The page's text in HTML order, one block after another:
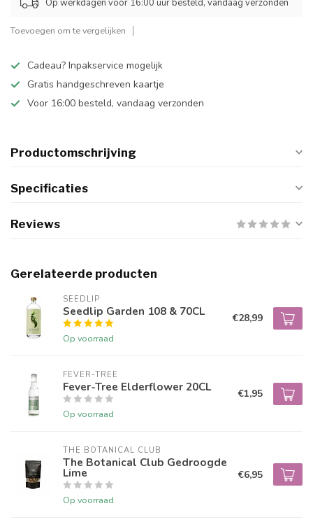
Toevoegen om te vergelijken
Cadeau? Inpakservice mogelijk
Gratis handgeschreven kaartje
Voor 16:00 besteld, vandaag verzonden
Productomschrijving
Specificaties
Reviews
Gerelateerde producten
SEEDLIP
Seedlip Garden 108 & 70CL
Op voorraad
€28,99
FEVER-TREE
Fever-Tree Elderflower 20CL
Op voorraad
€1,95
THE BOTANICAL CLUB
The Botanical Club Gedroogde
Lime
Op voorraad
€6,95